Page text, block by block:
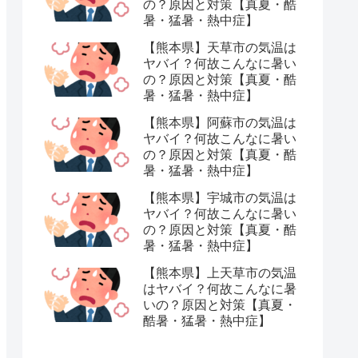
の？原因と対策【真夏・酷
暑・猛暑・熱中症】
【熊本県】天草市の気温は
ヤバイ？何故こんなに暑い
の？原因と対策【真夏・酷
暑・猛暑・熱中症】
【熊本県】阿蘇市の気温は
ヤバイ？何故こんなに暑い
の？原因と対策【真夏・酷
暑・猛暑・熱中症】
【熊本県】宇城市の気温は
ヤバイ？何故こんなに暑い
の？原因と対策【真夏・酷
暑・猛暑・熱中症】
【熊本県】上天草市の気温
はヤバイ？何故こんなに暑
いの？原因と対策【真夏・
酷暑・猛暑・熱中症】